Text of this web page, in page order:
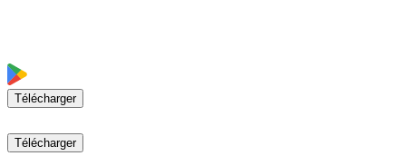
Télécharger
Télécharger